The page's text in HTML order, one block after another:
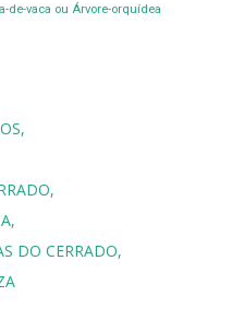
de-vaca ou Árvore-orquídea
DO CERRADO